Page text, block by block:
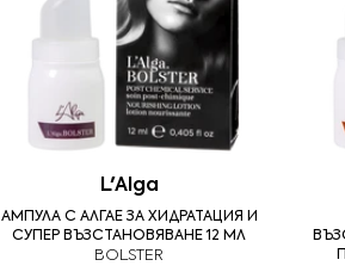
L'Alga
АМПУЛА С АЛГАЕ ЗА ХИДРАТАЦИЯ И
СУПЕР ВЪЗСТАНОВЯВАНЕ 12 МЛ
BOLSTER